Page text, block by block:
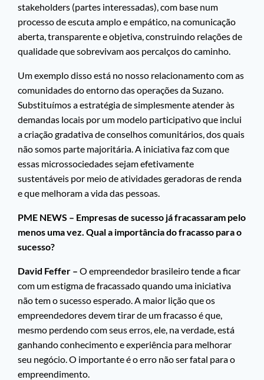
stakeholders (partes interessadas), com base num
processo de escuta amplo e empático, na comunicação
aberta, transparente e objetiva, construindo relações de
qualidade que sobrevivam aos percalços do caminho.
Um exemplo disso está no nosso relacionamento com as
comunidades do entorno das operações da Suzano.
Substituímos a estratégia de simplesmente atender às
demandas locais por um modelo participativo que inclui
a criação gradativa de conselhos comunitários, dos quais
não somos parte majoritária. A iniciativa faz com que
essas microssociedades sejam efetivamente
sustentáveis por meio de atividades geradoras de renda
e que melhoram a vida das pessoas.
PME NEWS – Empresas de sucesso já fracassaram pelo
menos uma vez. Qual a importância do fracasso para o
sucesso?
David Feffer – O empreendedor brasileiro tende a ficar
com um estigma de fracassado quando uma iniciativa
não tem o sucesso esperado. A maior lição que os
empreendedores devem tirar de um fracasso é que,
mesmo perdendo com seus erros, ele, na verdade, está
ganhando conhecimento e experiência para melhorar
seu negócio. O importante é o erro não ser fatal para o
empreendimento.